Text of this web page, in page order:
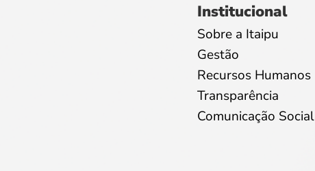
Institucional
Sobre a Itaipu
Gestão
Recursos Humanos
Transparência
Comunicação Social